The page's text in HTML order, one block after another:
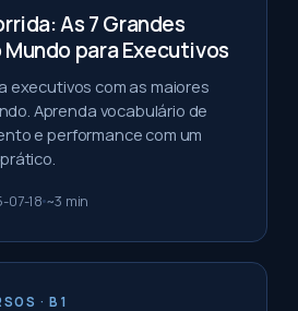
As 7 Grandes
para Executivos
executivos com as maiores
Aprenda vocabulário de
e performance com um
07-18 ~3 min
· B1